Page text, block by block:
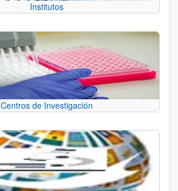
Institutos
Centros de Investigación